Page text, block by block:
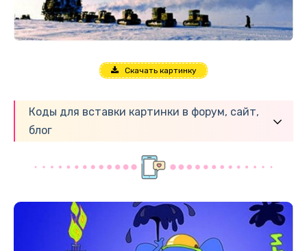
Скачать картинку
Коды для вставки картинки в форум, сайт,
блог